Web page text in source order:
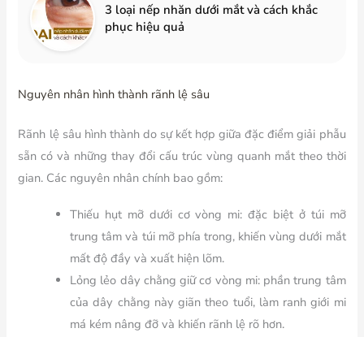
3 loại nếp nhăn dưới mắt và cách khắc
phục hiệu quả
Nguyên nhân hình thành rãnh lệ sâu
Rãnh lệ sâu hình thành do sự kết hợp giữa đặc điểm giải phẫu
sẵn có và những thay đổi cấu trúc vùng quanh mắt theo thời
gian. Các nguyên nhân chính bao gồm:
Thiếu hụt mỡ dưới cơ vòng mi: đặc biệt ở túi mỡ
trung tâm và túi mỡ phía trong, khiến vùng dưới mắt
mất độ đầy và xuất hiện lõm.
Lỏng lẻo dây chằng giữ cơ vòng mi: phần trung tâm
của dây chằng này giãn theo tuổi, làm ranh giới mi
má kém nâng đỡ và khiến rãnh lệ rõ hơn.